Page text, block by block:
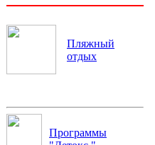
Пляжный
отдых
Программы